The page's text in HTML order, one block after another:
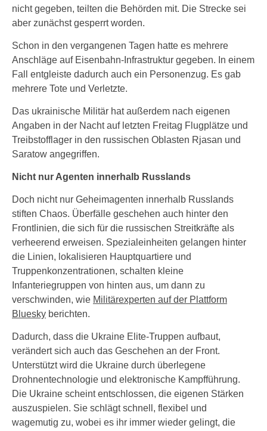
nicht gegeben, teilten die Behörden mit. Die Strecke sei
aber zunächst gesperrt worden.
Schon in den vergangenen Tagen hatte es mehrere
Anschläge auf Eisenbahn-Infrastruktur gegeben. In einem
Fall entgleiste dadurch auch ein Personenzug. Es gab
mehrere Tote und Verletzte.
Das ukrainische Militär hat außerdem nach eigenen
Angaben in der Nacht auf letzten Freitag Flugplätze und
Treibstofflager in den russischen Oblasten Rjasan und
Saratow angegriffen.
Nicht nur Agenten innerhalb Russlands
Doch nicht nur Geheimagenten innerhalb Russlands
stiften Chaos. Überfälle geschehen auch hinter den
Frontlinien, die sich für die russischen Streitkräfte als
verheerend erweisen. Spezialeinheiten gelangen hinter
die Linien, lokalisieren Hauptquartiere und
Truppenkonzentrationen, schalten kleine
Infanteriegruppen von hinten aus, um dann zu
verschwinden, wie Militärexperten auf der Plattform
Bluesky berichten.
Dadurch, dass die Ukraine Elite-Truppen aufbaut,
verändert sich auch das Geschehen an der Front.
Unterstützt wird die Ukraine durch überlegene
Drohnentechnologie und elektronische Kampfführung.
Die Ukraine scheint entschlossen, die eigenen Stärken
auszuspielen. Sie schlägt schnell, flexibel und
wagemutig zu, wobei es ihr immer wieder gelingt, die